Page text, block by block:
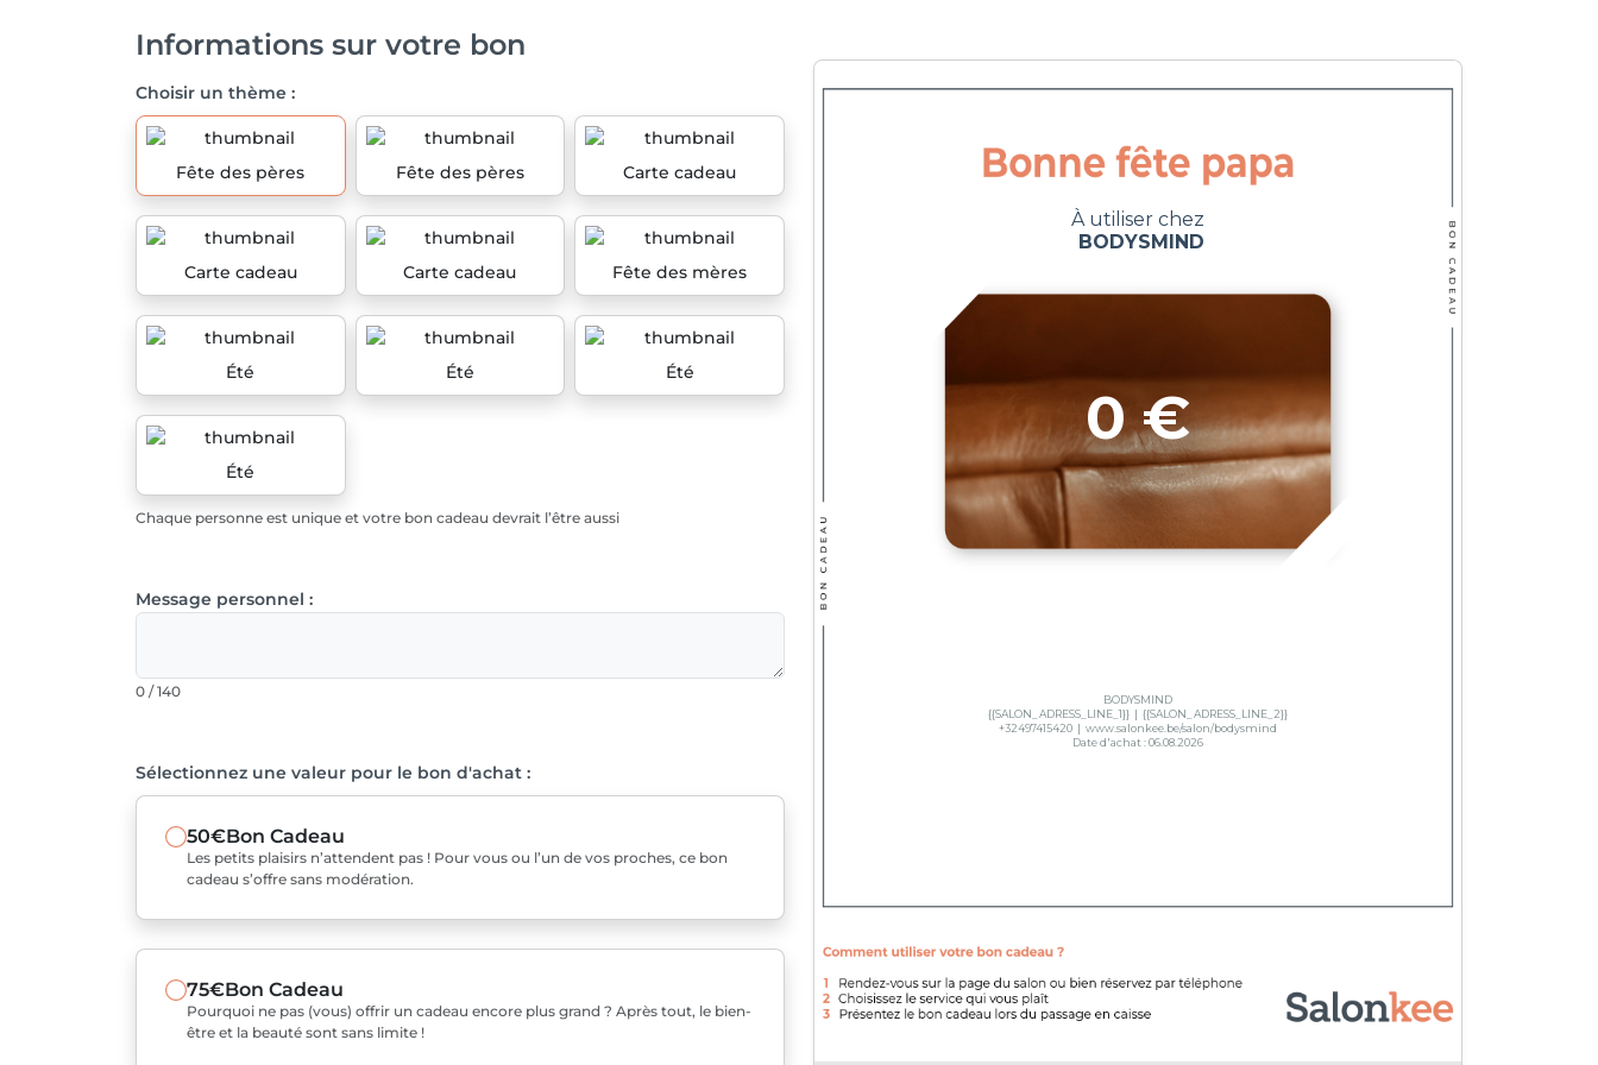
Informations sur votre bon
Choisir un thème :
Fête des pères Fête des pères Carte cadeau
Carte cadeau Carte cadeau Fête des mères
Été Été Été
Été
Chaque personne est unique et votre bon cadeau devrait l’être aussi
Message personnel :
0 / 140
Sélectionnez une valeur pour le bon d'achat :
50€Bon Cadeau
Les petits plaisirs n’attendent pas ! Pour vous ou l’un de vos proches, ce bon
cadeau s’offre sans modération.
75€Bon Cadeau
Pourquoi ne pas (vous) offrir un cadeau encore plus grand ? Après tout, le bien-
être et la beauté sont sans limite !